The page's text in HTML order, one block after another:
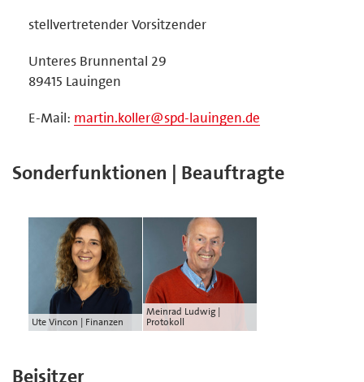
stellvertretender Vorsitzender
Unteres Brunnental 29
89415 Lauingen
E-Mail: martin.koller@spd-lauingen.de
Sonderfunktionen | Beauftragte
Ute Vincon | Finanzen
Meinrad Ludwig |
Protokoll
Beisitzer